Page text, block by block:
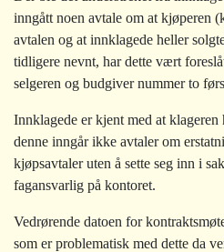
inngått noen avtale om at kjøperen
avtalen og at innklagede heller
tidligere nevnt, har dette vært
selgeren og budgiver nummer to
Innklagede er kjent med at
denne inngår ikke avtaler om
kjøpsavtaler uten å sette seg inn i
fagansvarlig på kontoret.
Vedrørende datoen for
som er problematisk med dette da